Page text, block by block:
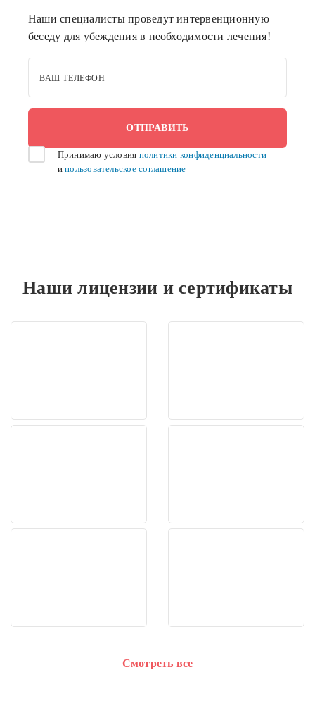
Наши специалисты проведут интервенционную
беседу для убеждения в необходимости лечения!
ВАШ ТЕЛЕФОН
Принимаю условия политики конфиденциальности
ипользовательское соглашение
Наши лицензии и сертификаты
Смотреть все